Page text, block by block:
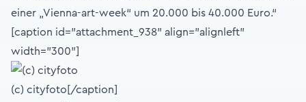
einer „Vienna-art-week“ um 20.000 bis 40.000 Euro.“
[caption id="attachment_938" align="alignleft"
width="300"]
(c) cityfoto[/caption]